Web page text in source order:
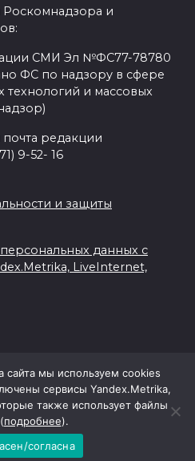
Роскомнадзора и
СМИ Эл №ФС77-78780
ФС по надзору в сфере
и массовых
редакции
9-52- 16
и защиты
данных с
LiveInternet,
Ростовской области
сайта мы используем cookies
сервисы Yandex.Metrika,
также использует файлы
подробнее).
согласна